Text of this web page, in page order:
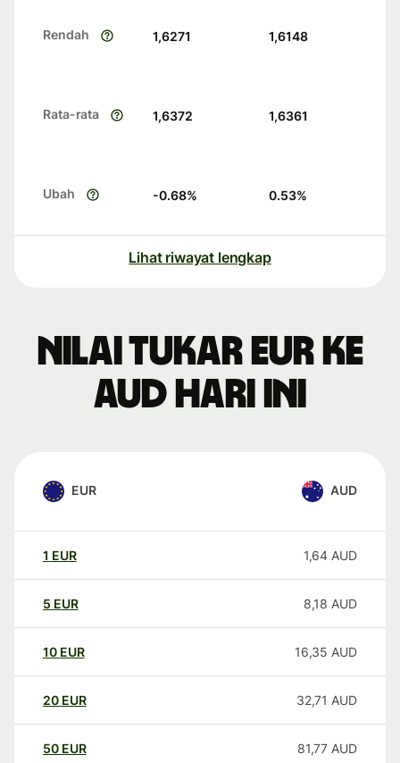
Rendah 1,6271 1,6148
Rata-rata 1,6372 1,6361
Ubah -0.68% 0.53%
Lihat riwayat lengkap
Nilai tukar EUR ke
AUD hari ini
EUR AUD
1 EUR 1,64 AUD
5 EUR 8,18 AUD
10 EUR 16,35 AUD
20 EUR 32,71 AUD
50 EUR 81,77 AUD